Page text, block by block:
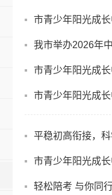
市青少年阳光成
我市举办2026年
市青少年阳光成
市青少年阳光成
平稳初高衔接，
市青少年阳光成
轻松陪考 与你同